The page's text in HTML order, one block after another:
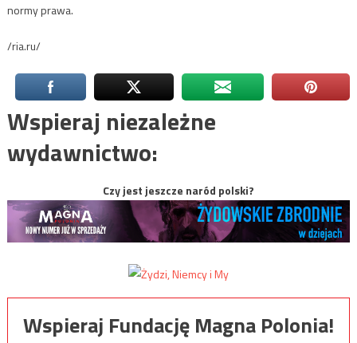
normy prawa.
/ria.ru/
Wspieraj niezależne
wydawnictwo:
Czy jest jeszcze naród polski?
Wspieraj Fundację Magna Polonia!